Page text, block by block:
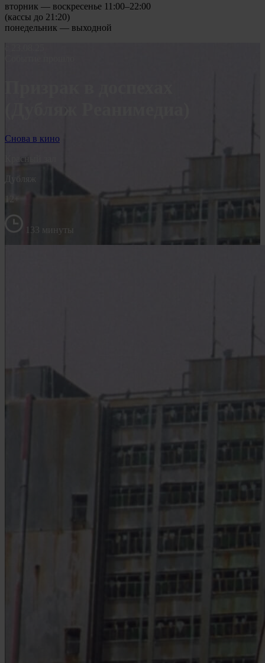
вторник — воскресенье 11:00–22:00
(кассы до 21:20)
понедельник — выходной
Снова в кино
133 минуты